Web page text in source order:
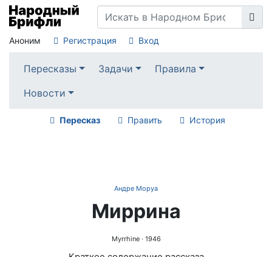
Аноним Регистрация Вход
Пересказы Задачи
Правила
Новости
Пересказ Править История
Андре Моруа
Миррина
Myrrhine· 1946